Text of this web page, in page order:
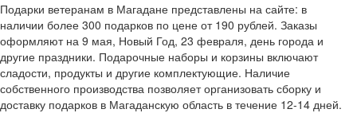
Подарки ветеранам в Магадане представлены на сайте: в
наличии более 300 подарков по цене от 190 рублей. Заказы
оформляют на 9 мая, Новый Год, 23 февраля, день города и
другие праздники. Подарочные наборы и корзины включают
сладости, продукты и другие комплектующие. Наличие
собственного производства позволяет организовать сборку и
доставку подарков в Магаданскую область в течение 12-14 дней.